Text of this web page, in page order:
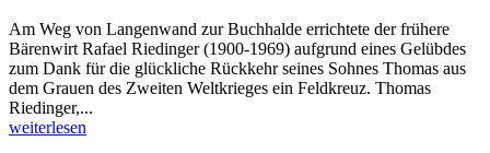
Am Weg von Langenwand zur Buchhalde errichtete der frühere
Bärenwirt Rafael Riedinger (1900-1969) aufgrund eines Gelübdes
zum Dank für die glückliche Rückkehr seines Sohnes Thomas aus
dem Grauen des Zweiten Weltkrieges ein Feldkreuz. Thomas
Riedinger,...
weiterlesen